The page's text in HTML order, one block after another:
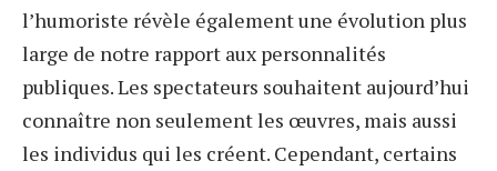
l’humoriste révèle également une évolution plus
large de notre rapport aux personnalités
publiques. Les spectateurs souhaitent aujourd’hui
connaître non seulement les œuvres, mais aussi
les individus qui les créent. Cependant, certains